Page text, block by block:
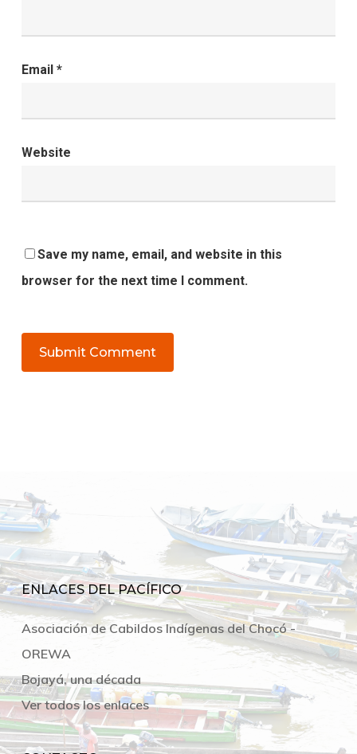
Email *
Website
Save my name, email, and website in this
browser for the next time I comment.
ENLACES DEL PACÍFICO
Asociación de Cabildos Indígenas del Chocó -
OREWA
Bojayá, una década
Ver todos los enlaces